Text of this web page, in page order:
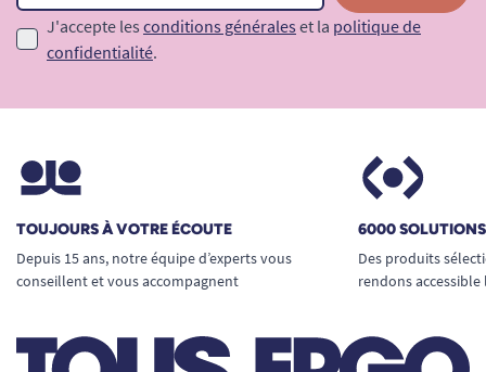
J'accepte les conditions générales et la politique de
confidentialité.
TOUJOURS À VOTRE ÉCOUTE
Depuis 15 ans, notre équipe d’experts vous
conseillent et vous accompagnent
6000
Des produits
rendons